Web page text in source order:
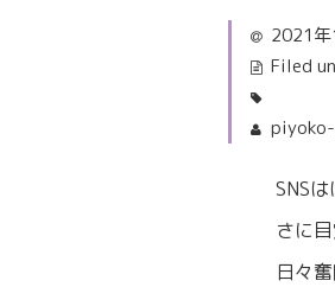
2021
Filed
SNS
さに
日々